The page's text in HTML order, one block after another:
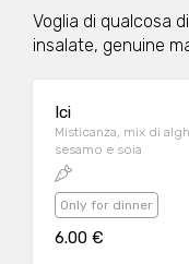
Voglia di qualcosa
insalate, genuine
Ici
Misticanza, mix di
sesamo e soia
Only for dinner
6.00 €